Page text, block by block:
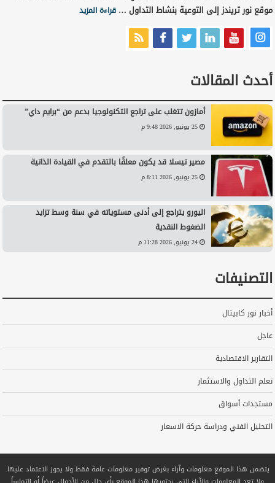
موقع نور تريندز إلى التوعية بنشاط التداول …قراءة المزيد
أحدث المقالات
أمازون تتغلب على تراجع التكنولوجيا بدعم من “برايم داي”
25 يونيو, 2026 9:48 م
مصير تيسلا قد يكون معلقًا بالتقدم في القيادة الذاتية
25 يونيو, 2026 8:11 م
اليورو يتراجع إلى أدنى مستوياته في سنة وسط تزايد
الضغوط النقدية
24 يونيو, 2026 11:28 م
التصنيفات
أخبار نور كابيتال
عاجل
التقارير الاقتصادية
تعلم التداول والاستثمار
مستجدات أسواق
التحليل الفني ودراسة حركة الاسعار
يتضمن هذا الموقع معلومات وآراء بغرض توفير معلومات عامة فقط ولا يجوز الاعتماد عليها.